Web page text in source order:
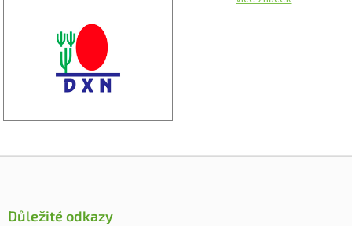
Zápatí
Důležité odkazy